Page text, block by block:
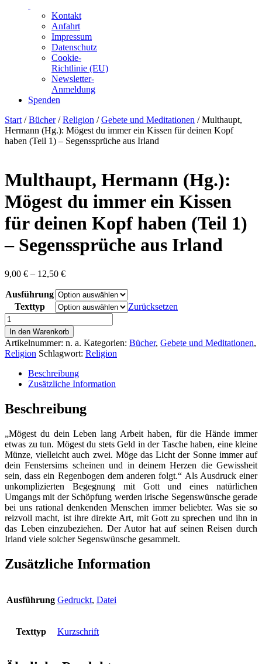
Kontakt
Anfahrt
Impressum
Datenschutz
Cookie-
Richtlinie (EU)
Newsletter-
Anmeldung
Spenden
Skip
to
content
Start /Bücher/Religion /Gebete und Meditationen / Multhaupt,
Hermann (Hg.): Mögest du immer ein Kissen für deinen Kopf
haben (Teil 1) – Segenssprüche aus Irland
Multhaupt, Hermann (Hg.):
Mögest du immer ein Kissen
für deinen Kopf haben (Teil 1)
– Segenssprüche aus Irland
9,00 € – 12,50 €Preisspanne:
bis
12,50 €
Ausführung
Texttyp
Zurücksetzen
Multhaupt,
Hermann
(Hg.):
Mögest
du
immer
Kissen
für
deinen
haben
(Teil
1)
-
Segenssprüche
aus
Irland
Menge
In den Warenkorb
Artikelnummer: n. a. Kategorien: Bücher, Gebete und Meditationen,
Religion Schlagwort: Religion
Beschreibung
Zusätzliche Information
Beschreibung
„Mögest du dein Leben lang Arbeit haben, für die Hände immer
etwas zu tun. Mögest du stets Geld in der Tasche haben, eine kleine
Münze, vielleicht auch zwei. Möge das Licht der Sonne immer auf
dein Fenstersims scheinen und in deinem Herzen die Gewissheit
sein, dass ein Regenbogen dem anderen folgt.“ Als Ausdruck einer
unkomplizierten Begegnung mit Gott und eines natürlichen
Umgangs mit der Schöpfung werden irische Segenswünsche gerade
bei uns rational denkenden Menschen immer beliebter. Was sie so
reizvoll macht, ist ihre direkte Art, mit Gott zu sprechen und ihn in
das Leben einzubeziehen. Der Autor hat auf seinen Reisen durch
Irland viele solcher Segenswünsche gesammelt.
Zusätzliche Information
Ausführung Gedruckt, Datei
Texttyp Kurzschrift